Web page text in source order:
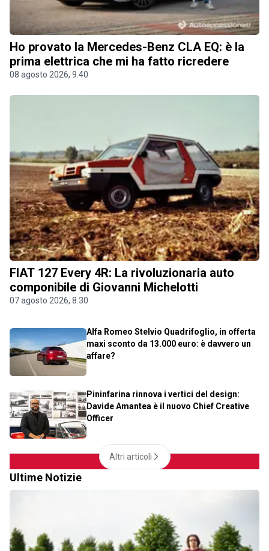
Ho provato la Mercedes-Benz CLA EQ: è la
prima elettrica che mi ha fatto ricredere
08 agosto 2026, 9.40
FIAT 127 Every 4R: La rivoluzionaria auto
componibile di Giovanni Michelotti
07 agosto 2026, 8.30
Alfa Romeo Stelvio Quadrifoglio, in offerta
maxi sconto da 13.000 euro: è davvero un
affare?
Pininfarina rinnova i vertici del design:
Davide Amantea è il nuovo Chief Creative
Officer
Altri articoli
Ultime Notizie